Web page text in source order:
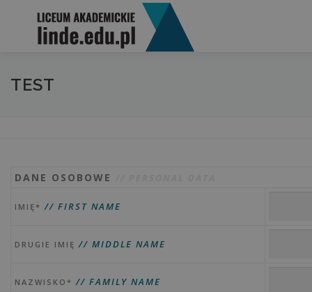
HOME
TEST
DANE OSOBOWE
IMIĘ*// FIRST NAME
DRUGIE IMIĘ// MIDDLE NAME
NAZWISKO*// FAMILY NAME